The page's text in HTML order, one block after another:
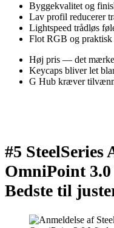
Byggekvalitet og
Lav profil reducerer
Lightspeed trådløs
Flot RGB og praktisk
Høj pris — det
Keycaps bliver let
G Hub kræver
#5
OmniPoint
Bedste til